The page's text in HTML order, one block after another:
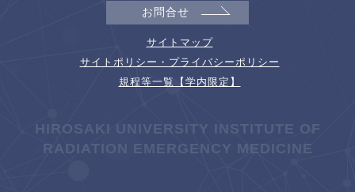
お問合せ
サイトマップ
サイトポリシー・プライバシーポリシー
規程等一覧【学内限定】
HIROSAKI UNIVERSITY INSTITUTE OF
RADIATION EMERGENCY MEDICINE